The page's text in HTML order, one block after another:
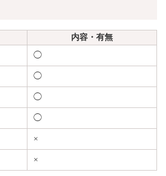
内容・有無
◯
◯
◯
◯
×
×